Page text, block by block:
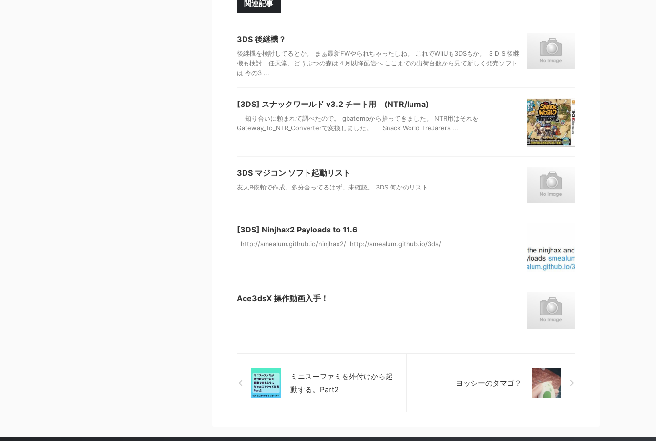
関連記事
3DS 後継機？
後継機を検討してるとか。 まぁ最新FWやられちゃったしね。 これでWiiUも3DSもか。 ３ＤＳ後継
機も検討 任天堂、どうぶつの森は４月以降配信へ ここまでの出荷台数から見て新しく発売ソフト
は 今の3 ...
[3DS] スナックワールド v3.2 チート用 (NTR/luma)
知り合いに頼まれて調べたので。 gbatempから拾ってきました。 NTR用はそれを
Gateway_To_NTR_Converterで変換しました。 Snack World TreJarers ...
3DS マジコン ソフト起動リスト
友人B依頼で作成。多分合ってるはず。未確認。 3DS 何かのリスト
[3DS] Ninjhax2 Payloads to 11.6
http://smealum.github.io/ninjhax2/ http://smealum.github.io/3ds/
Ace3dsX 操作動画入手！
ミニスーファミを外付けから起
動する。Part2
ヨッシーのタマゴ？